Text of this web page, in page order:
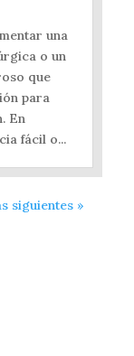
una
o un
que
para
En
fácil o...
siguientes »